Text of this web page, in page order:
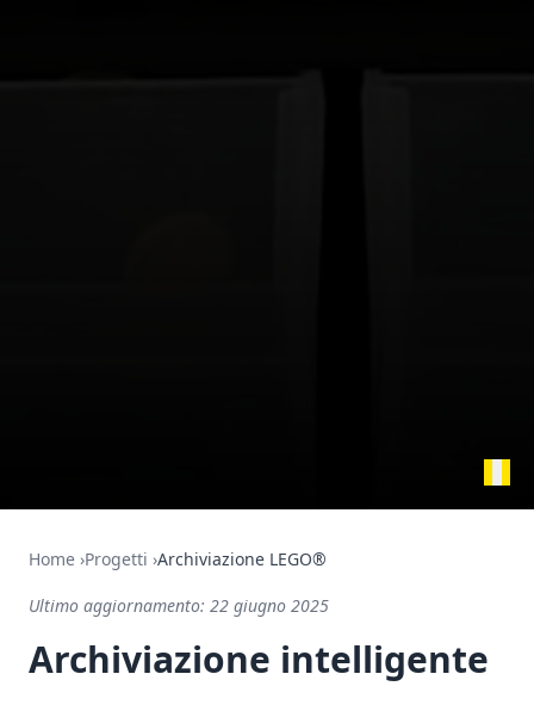
Home ›Progetti ›Archiviazione LEGO®
Ultimo aggiornamento: 22 giugno 2025
Archiviazione intelligente